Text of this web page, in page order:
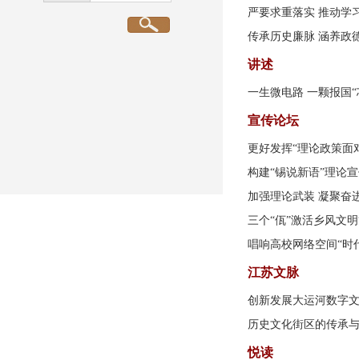
严要求重落实 推动学
传承历史廉脉 涵养政
讲述
一生微电路 一颗报国“
宣传论坛
更好发挥“理论政策面
构建“锡说新语”理论
加强理论武装 凝聚奋
三个“佤”激活乡风文
唱响高校网络空间“时
江苏文脉
创新发展大运河数字
历史文化街区的传承
悦读